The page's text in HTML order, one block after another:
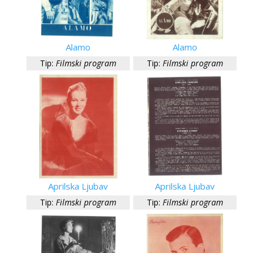
Alamo
Tip: Filmski program
Alamo
Tip: Filmski program
Aprilska Ljubav
Tip: Filmski program
Aprilska Ljubav
Tip: Filmski program